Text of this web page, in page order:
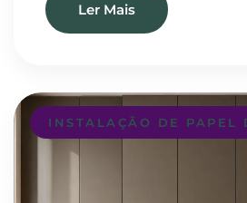
Ler Mais
INSTALAÇÃO DE PAPEL